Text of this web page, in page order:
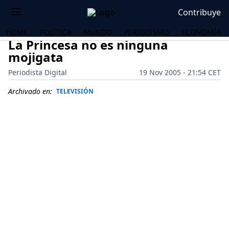
Contribuye
HOME POLÍTICA MUNDO PERIODISMO ECONOMÍA
La Princesa no es ninguna
mojigata
Periodista Digital
19 Nov 2005 - 21:54 CET
Archivado en: TELEVISIÓN